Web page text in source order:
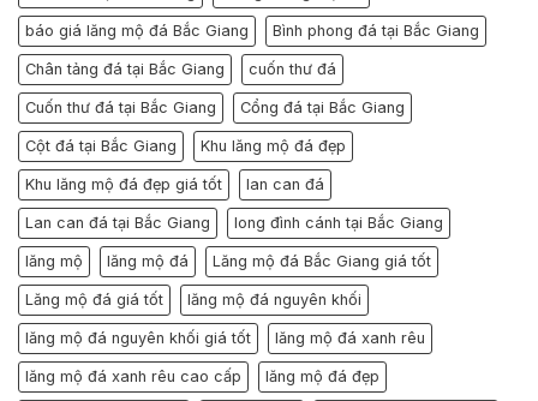
báo giá lăng mộ đá Bắc Giang Bình phong đá tại Bắc Giang
Chân tảng đá tại Bắc Giang cuốn thư đá
Cuốn thư đá tại Bắc Giang Cổng đá tại Bắc Giang
Cột đá tại Bắc Giang Khu lăng mộ đá đẹp
Khu lăng mộ đá đẹp giá tốt lan can đá
Lan can đá tại Bắc Giang long đình cánh tại Bắc Giang
lăng mộ lăng mộ đá Lăng mộ đá Bắc Giang giá tốt
Lăng mộ đá giá tốt lăng mộ đá nguyên khối
lăng mộ đá nguyên khối giá tốt lăng mộ đá xanh rêu
lăng mộ đá xanh rêu cao cấp lăng mộ đá đẹp